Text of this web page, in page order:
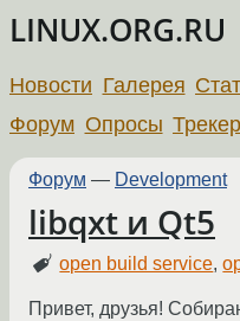
LINUX.ORG.RU
Новости Галерея
Форум Опросы Трекер
Форум — Development
libqxt и Qt5
open build service,
Привет, друзья!